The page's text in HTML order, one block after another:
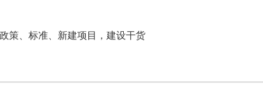
策、标准、新建项目，建设干货